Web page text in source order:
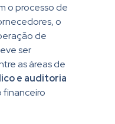
o processo de
o
de
ser
as áreas de
e auditoria
financeiro